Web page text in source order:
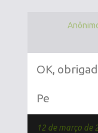
OK,
Pe
12 de março de